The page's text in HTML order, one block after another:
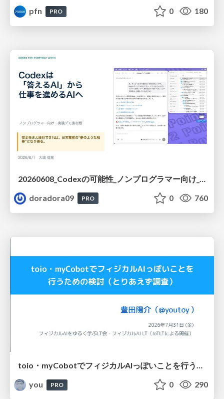
pfn
PRO 0 180
doradora09
PRO 0 760
toio・myCobotでフィジカルAIっぽいことを行うための検討（とりあえず調査） / フィジカルAI LT（IoTLTによる開催）
you
PRO 0 290